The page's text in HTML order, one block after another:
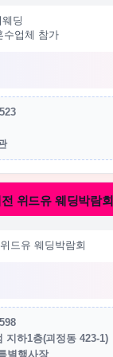
딩
수업체 참가
위드유 웨딩박람회
드유 웨딩박람회
지하1층(괴정동 423-1)
별행사장